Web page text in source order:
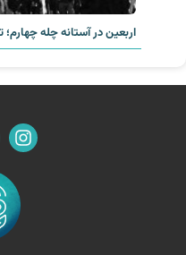
اربعین در آستانه چله